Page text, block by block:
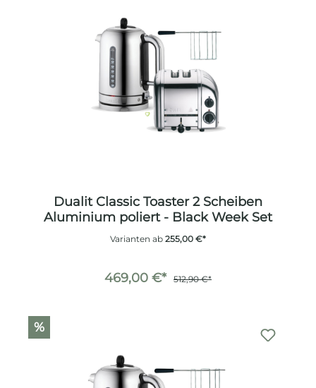
Dualit Classic Toaster 2 Scheiben
Aluminium poliert - Black Week Set
Varianten ab 255,00 €*
469,00 €* 512,90 €*
%